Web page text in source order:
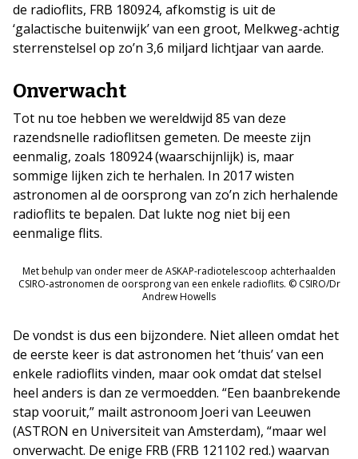
de radioflits, FRB 180924, afkomstig is uit de
‘galactische buitenwijk’ van een groot, Melkweg-achtig
sterrenstelsel op zo’n 3,6 miljard lichtjaar van aarde.
Onverwacht
Tot nu toe hebben we wereldwijd 85 van deze
razendsnelle radioflitsen gemeten. De meeste zijn
eenmalig, zoals 180924 (waarschijnlijk) is, maar
sommige lijken zich te herhalen. In 2017 wisten
astronomen al de oorsprong van zo’n zich herhalende
radioflits te bepalen. Dat lukte nog niet bij een
eenmalige flits.
Met behulp van onder meer de ASKAP-radiotelescoop achterhaalden
CSIRO-astronomen de oorsprong van een enkele radioflits. © CSIRO/Dr
Andrew Howells
De vondst is dus een bijzondere. Niet alleen omdat het
de eerste keer is dat astronomen het ‘thuis’ van een
enkele radioflits vinden, maar ook omdat dat stelsel
heel anders is dan ze vermoedden. “Een baanbrekende
stap vooruit,” mailt astronoom Joeri van Leeuwen
(ASTRON en Universiteit van Amsterdam), “maar wel
onverwacht. De enige FRB (FRB 121102 red.) waarvan